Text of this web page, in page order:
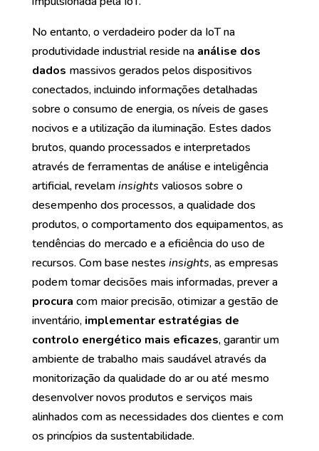
No entanto, o verdadeiro poder da IoT na
produtividade industrial reside na análise dos
dados massivos gerados pelos dispositivos
conectados, incluindo informações detalhadas
sobre o consumo de energia, os níveis de gases
nocivos e a utilização da iluminação. Estes dados
brutos, quando processados e interpretados
através de ferramentas de análise e inteligência
artificial, revelaminsights valiosos sobre o
desempenho dos processos, a qualidade dos
produtos, o comportamento dos equipamentos, as
tendências do mercado e a eficiência do uso de
recursos. Com base nestes insights, as empresas
podem tomar decisões mais informadas, prever a
procura com maior precisão, otimizar a gestão de
inventário, implementar estratégias de
controlo energético mais eficazes, garantir um
ambiente de trabalho mais saudável através da
monitorização da qualidade do ar ou até mesmo
desenvolver novos produtos e serviços mais
alinhados com as necessidades dos clientes e com
os princípios da sustentabilidade.